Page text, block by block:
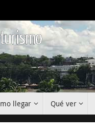
llegar Qué ver